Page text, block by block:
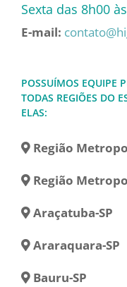
Sexta das 8h00
E-mail:
POSSUÍMOS EQUIPE
TODAS REGIÕES DO
ELAS:
Região
Região
Araçatuba-SP
Araraquara-SP
Bauru-SP